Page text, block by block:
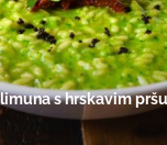
s hrskavim